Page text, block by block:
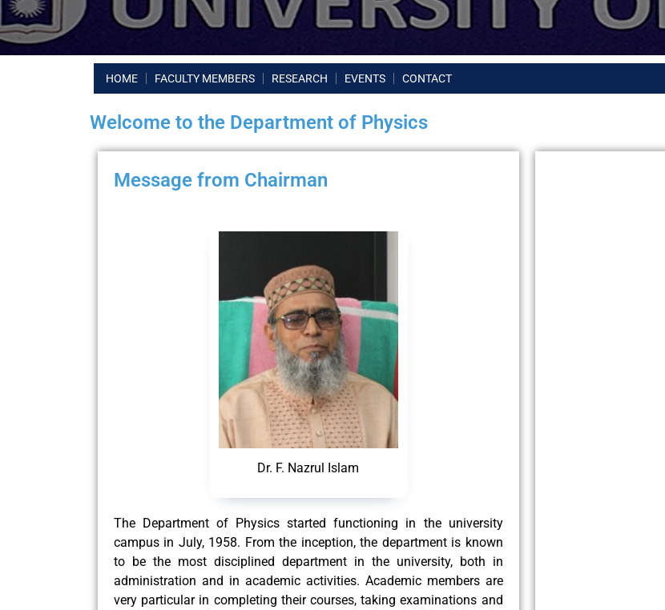
HOME FACULTY MEMBERS RESEARCH EVENTS CONTACT
Welcome to the Department of Physics
Message from Chairman
Dr. F. Nazrul Islam
The Department of Physics started functioning in the university
campus in July, 1958. From the inception, the department is known
to be the most disciplined department in the university, both in
administration and in academic activities. Academic members are
very particular in completing their courses, taking examinations and